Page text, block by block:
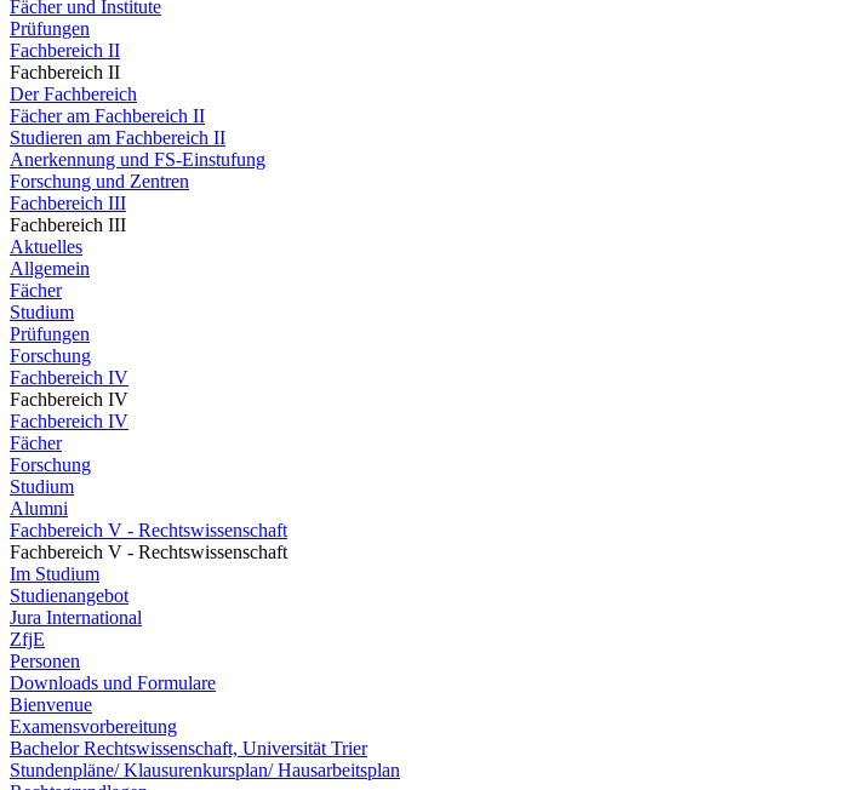
Fächer und Institute
Prüfungen
Fachbereich II
Fachbereich II
Der Fachbereich
Fächer am Fachbereich II
Studieren am Fachbereich II
Anerkennung und FS-Einstufung
Forschung und Zentren
Fachbereich III
Fachbereich III
Aktuelles
Allgemein
Fächer
Studium
Prüfungen
Forschung
Fachbereich IV
Fachbereich IV
Fachbereich IV
Fächer
Forschung
Studium
Alumni
Fachbereich V - Rechtswissenschaft
Fachbereich V - Rechtswissenschaft
Im Studium
Studienangebot
Jura International
ZfjE
Personen
Downloads und Formulare
Bienvenue
Examensvorbereitung
Bachelor Rechtswissenschaft, Universität Trier
Stundenpläne/ Klausurenkursplan/ Hausarbeitsplan